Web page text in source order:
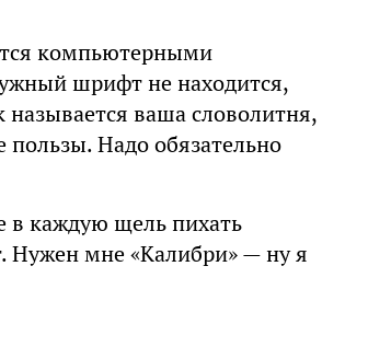
компьютерными
шрифт не находится,
ваша словолитня,
Надо обязательно
в каждую щель пихать
Нужен мне «Калибри» — ну я